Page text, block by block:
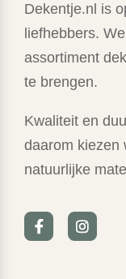
Dekentje.nl is
liefhebbers.
assortiment
te brengen.
Kwaliteit en
daarom kiezen
natuurlijke